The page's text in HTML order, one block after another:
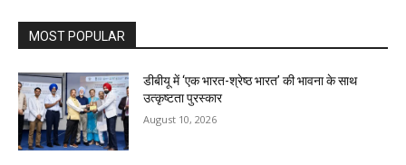
MOST POPULAR
डीबीयू में ‘एक भारत-श्रेष्ठ भारत’ की भावना के साथ
उत्कृष्टता पुरस्कार
August 10, 2026